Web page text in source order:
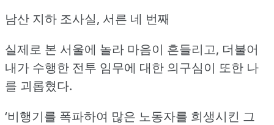
남산 지하 조사실, 서른 네 번째
실제로 본 서울에 놀라 마음이 흔들리고, 더불어
내가 수행한 전투 임무에 대한 의구심이 또한 나
를 괴롭혔다.
‘비행기를 폭파하여 많은 노동자를 희생시킨 그